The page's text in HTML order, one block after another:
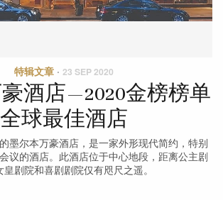
特辑文章 · 23 SEP 2020
酒店—2020金榜榜单
全球最佳酒店
墨尔本万豪酒店，是一家外形现代简约，特别
议的酒店。此酒店位于中心地段，距离公主剧
皇剧院和喜剧剧院仅有咫尺之遥。